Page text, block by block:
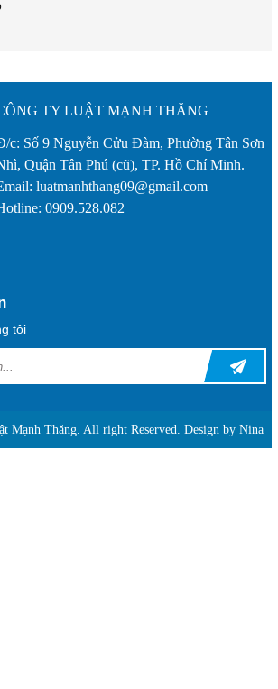
công chứng viên bị truy tố trong vụ lừa đảo bán
sổ hồng giả
phụ nữ hành hung hàng xóm tại chung cư ở Hà
TY LUẬT MẠNH THĂNG
c: Số 9 Nguyễn Cửu Đàm, Phường Tân Sơn
Quận Tân Phú (cũ), TP. Hồ Chí Minh.
luatmanhthang09@gmail.com
0909.528.082
tôi
Mạnh Thăng. All right Reserved. Design by Nina